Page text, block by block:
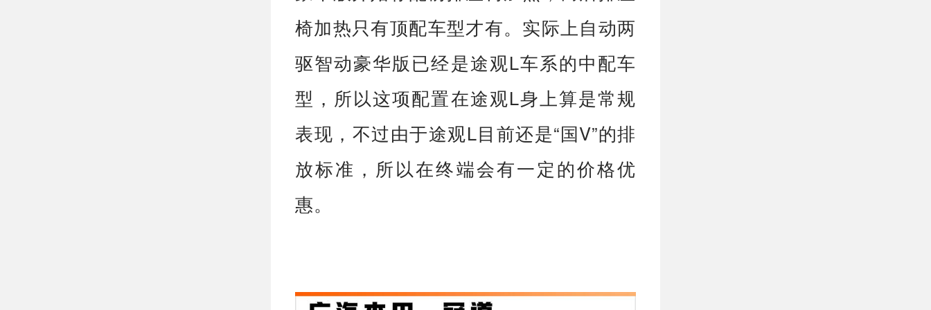
椅加热只有顶配车型才有。实际上自动两
驱智动豪华版已经是途观L车系的中配车
型，所以这项配置在途观L身上算是常规
表现，不过由于途观L目前还是“国V”的排
放标准，所以在终端会有一定的价格优
惠。